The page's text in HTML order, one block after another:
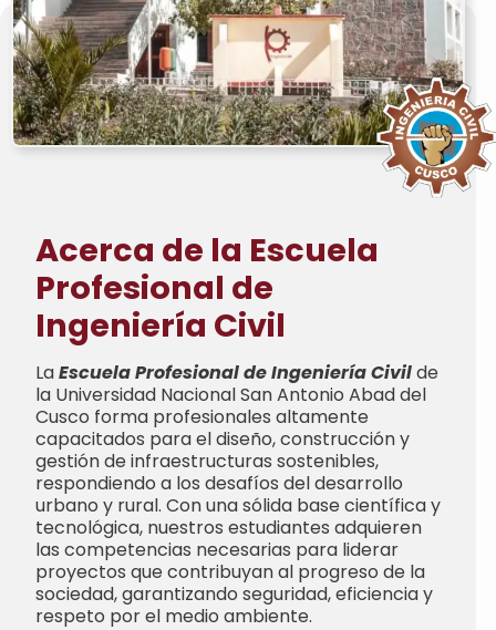
Acerca de la Escuela
Profesional de
Ingeniería Civil
LaEscuela Profesional de Ingeniería Civilde
la Universidad Nacional San Antonio Abad del
Cusco forma profesionales altamente
capacitados para el diseño, construcción y
gestión de infraestructuras sostenibles,
respondiendo a los desafíos del desarrollo
urbano y rural. Con una sólida base científica y
tecnológica, nuestros estudiantes adquieren
las competencias necesarias para liderar
proyectos que contribuyan al progreso de la
sociedad, garantizando seguridad, eficiencia y
respeto por el medio ambiente.